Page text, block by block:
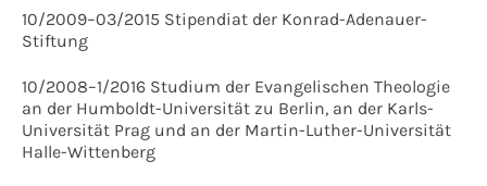
10/2009–03/2015 Stipendiat der Konrad-Adenauer-
Stiftung
10/2008–1/2016 Studium der Evangelischen Theologie
an der Humboldt-Universität zu Berlin, an der Karls-
Universität Prag und an der Martin-Luther-Universität
Halle-Wittenberg